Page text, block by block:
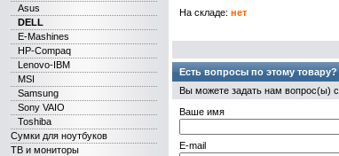
Asus
DELL
E-Mashines
HP-Compaq
Lenovo-IBM
MSI
Samsung
Sony VAIO
Toshiba
Сумки для ноутбуков
ТВ и мониторы
На складе: нет
Есть вопросы по этому товару?
Вы можете задать нам
Ваше имя
E-mail